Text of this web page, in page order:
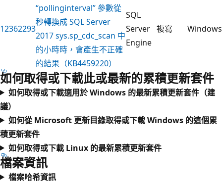
12362293
“pollinginterval” 參數從
秒轉換成 SQL Server
2017 sys.sp_cdc_scan 中
的小時時，會產生不正確
的結果（KB4459220）
SQL
Server
Engine
複寫 Windows
如何取得或下載此或最新的累積更新套件
如何取得或下載適用於 Windows 的最新累積更新套件（建
議）
如何從 Microsoft 更新目錄取得或下載 Windows 的這個累
積更新套件
如何取得或下載 Linux 的最新累積更新套件
檔案資訊
檔案哈希資訊